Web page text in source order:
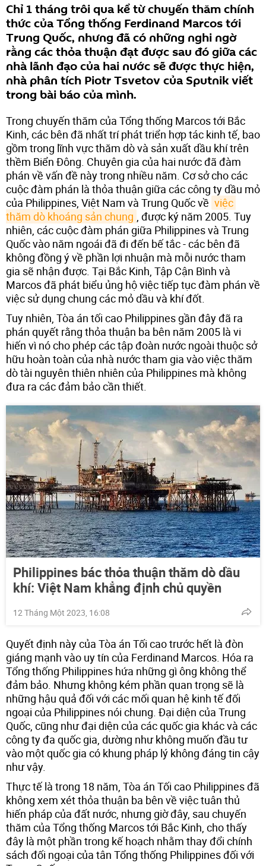
Chỉ 1 tháng trôi qua kể từ chuyến thăm chính
thức của Tổng thống Ferdinand Marcos tới
Trung Quốc, nhưng đã có những nghi ngờ
rằng các thỏa thuận đạt được sau đó giữa các
nhà lãnh đạo của hai nước sẽ được thực hiện,
nhà phân tích Piotr Tsvetov của Sputnik viết
trong bài báo của mình.
Trong chuyến thăm của Tổng thống Marcos tới Bắc
Kinh, các bên đã nhất trí phát triển hợp tác kinh tế, bao
gồm trong lĩnh vực thăm dò và sản xuất dầu khí trên
thềm Biển Đông. Chuyên gia của hai nước đã đàm
phán về vấn đề này trong nhiều năm. Cơ sở cho các
cuộc đàm phán là thỏa thuận giữa các công ty dầu mỏ
của Philippines, Việt Nam và Trung Quốc về việc
thăm dò khoáng sản chung , được ký năm 2005. Tuy
nhiên, các cuộc đàm phán giữa Philippines và Trung
Quốc vào năm ngoái đã đi đến bế tắc - các bên đã
không đồng ý về phần lợi nhuận mà mỗi nước tham
gia sẽ nhận được. Tại Bắc Kinh, Tập Cận Bình và
Marcos đã phát biểu ủng hộ việc tiếp tục đàm phán về
việc sử dụng chung các mỏ dầu và khí đốt.
Tuy nhiên, Tòa án tối cao Philippines gần đây đã ra
phán quyết rằng thỏa thuận ba bên năm 2005 là vi
hiến vì nó cho phép các tập đoàn nước ngoài thuộc sở
hữu hoàn toàn của nhà nước tham gia vào việc thăm
dò tài nguyên thiên nhiên của Philippines mà không
đưa ra các đảm bảo cần thiết.
Philippines bác thỏa thuận thăm dò dầu
khí: Việt Nam khẳng định chủ quyền
12 Tháng Một 2023, 16:08
Quyết định này của Tòa án Tối cao trước hết là đòn
giáng mạnh vào uy tín của Ferdinand Marcos. Hóa ra
Tổng thống Philippines hứa những gì ông không thể
đảm bảo. Nhưng không kém phần quan trọng sẽ là
những hậu quả đối với các mối quan hệ kinh tế đối
ngoại của Philippines nói chung. Đại diện của Trung
Quốc, cũng như đại diện của các quốc gia khác và các
công ty đa quốc gia, dường như không muốn đầu tư
vào một quốc gia có khung pháp lý không đáng tin cậy
như vậy.
Thực tế là trong 18 năm, Tòa án Tối cao Philippines đã
không xem xét thỏa thuận ba bên về việc tuân thủ
hiến pháp của đất nước, nhưng giờ đây, sau chuyến
thăm của Tổng thống Marcos tới Bắc Kinh, cho thấy
đây là một phần trong kế hoạch nhằm thay đổi chính
sách đối ngoại của tân Tổng thống Philippines đối với